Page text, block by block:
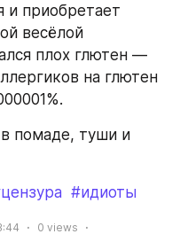
и приобретает
весёлой
плох глютен —
на глютен
помаде, туши и
#идиоты
0 views